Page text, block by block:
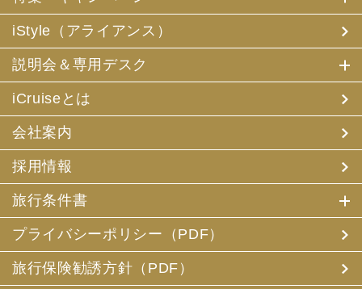
iStyle（アライアンス）
説明会＆専用デスク
iCruiseとは
会社案内
採用情報
旅行条件書
プライバシーポリシー（PDF）
旅行保険勧誘方針（PDF）